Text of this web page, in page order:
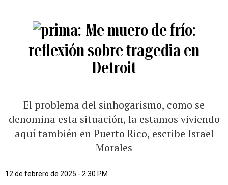
Me muero de frío:
reflexión sobre tragedia en
Detroit
El problema del sinhogarismo, como se
denomina esta situación, la estamos viviendo
aquí también en Puerto Rico, escribe Israel
Morales
12 de febrero de 2025 - 2:30 PM